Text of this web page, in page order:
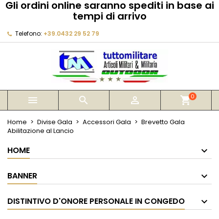
Gli ordini online saranno spediti in base ai
tempi di arrivo
Telefono: +39.0432 29 52 79
   shopping_cart0
Home Divise Gala Accessori Gala
Brevetto Gala
Abilitazione al Lancio
HOME
BANNER
DISTINTIVO D'ONORE PERSONALE IN CONGEDO
My wishlists
add_circle_outline Create new list
Crea lista dei desideri
Annulla Crea lista dei desideri
Devi avere effettuato l'accesso per salvare dei
prodotti nella tua lista dei desideri.
Annulla